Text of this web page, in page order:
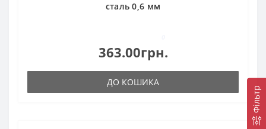
Фільтр
сталь 0,6 мм
363.00грн.
ДО КОШИКА